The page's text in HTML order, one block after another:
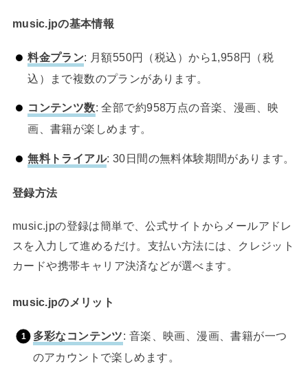
music.jpの基本情報
料金プラン: 月額550円（税込）から1,958円（税
込）まで複数のプランがあります。
コンテンツ数: 全部で約958万点の音楽、漫画、映
画、書籍が楽しめます。
無料トライアル: 30日間の無料体験期間があります。
登録方法
music.jpの登録は簡単で、公式サイトからメールアドレ
スを入力して進めるだけ。支払い方法には、クレジット
カードや携帯キャリア決済などが選べます。
music.jpのメリット
多彩なコンテンツ: 音楽、映画、漫画、書籍が一つ
のアカウントで楽しめます。